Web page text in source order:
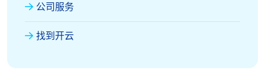
公司服务
找到开云